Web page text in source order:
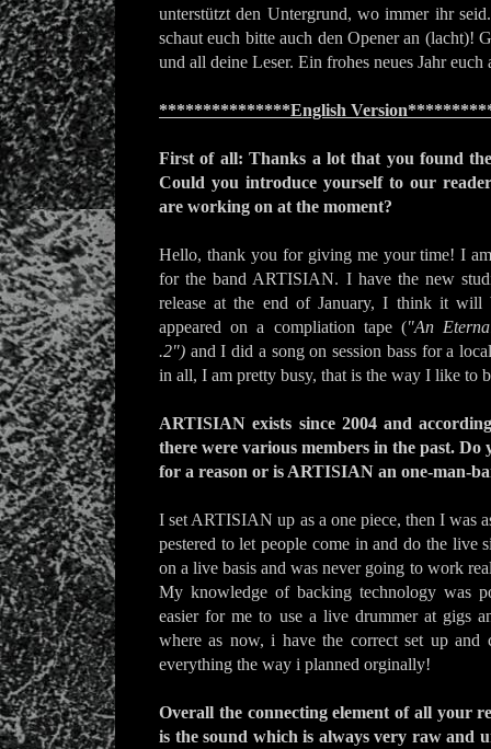
unterstützt den Untergrund, wo immer ihr
schaut euch bitte auch den Opener an (lacht)!
und all deine Leser. Ein frohes neues Jahr euch
***************English
First of all: Thanks a lot that you found
Could you introduce yourself to our
are working on at the moment?
Hello, thank you for giving me your time! I
for the band ARTISIAN. I have the new
release at the end of January, I think it will
appeared on a compliation tape ("An
.2") and I did a song on session bass for a
in all, I am pretty busy, that is the way I like to
ARTISIAN exists since 2004 and
there were various members in the past.
for a reason or is ARTISIAN an one-man-
I set ARTISIAN up as a one piece, then I was
pestered to let people come in and do the live
on a live basis and was never going to work
My knowledge of backing technology was
easier for me to use a live drummer at gigs
where as now, i have the correct set up and
everything the way i planned orginally!
Overall the connecting element of all your
is the sound which is always very raw and